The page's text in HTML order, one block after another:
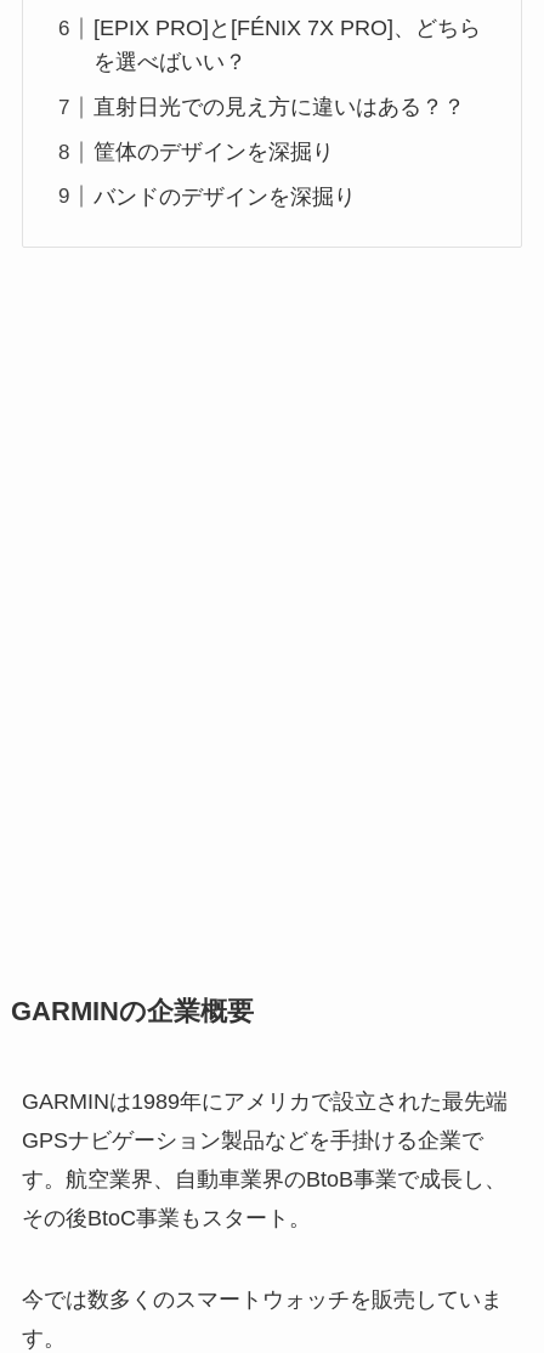
[EPIX PRO]と[FÉNIX 7X PRO]、どちら
を選べばいい？
直射日光での見え方に違いはある？？
筐体のデザインを深掘り
バンドのデザインを深掘り
GARMINの企業概要
GARMINは1989年にアメリカで設立された最先端
GPSナビゲーション製品などを手掛ける企業で
す。航空業界、自動車業界のBtoB事業で成長し、
その後BtoC事業もスタート。
今では数多くのスマートウォッチを販売していま
す。